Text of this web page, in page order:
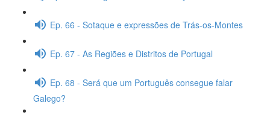
Ep. 66 - Sotaque e expressões de Trás-os-Montes
Ep. 67 - As Regiões e Distritos de Portugal
Ep. 68 - Será que um Português consegue falar
Galego?